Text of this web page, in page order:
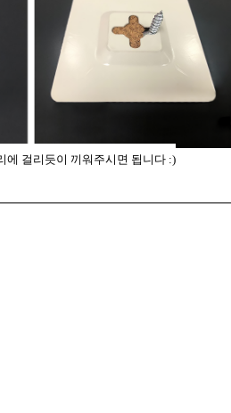
걸리듯이 끼워주시면 됩니다 :)